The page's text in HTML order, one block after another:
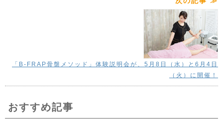
「B-FRAP骨盤メソッド」体験説明会が、5月8日（水）と6月4日
（火）に開催！
おすすめ記事